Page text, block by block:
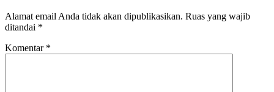
Alamat email Anda tidak akan dipublikasikan. Ruas yang wajib
ditandai *
Komentar *